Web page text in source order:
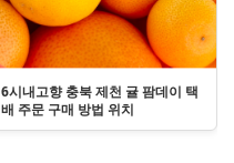
6시내고향 충북 제천 귤 팜데이 택
배 주문 구매 방법 위치